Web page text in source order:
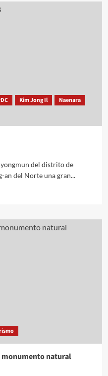
Kim Jong Il
Naenara
del distrito de
an del Norte una gran...
monumento natural